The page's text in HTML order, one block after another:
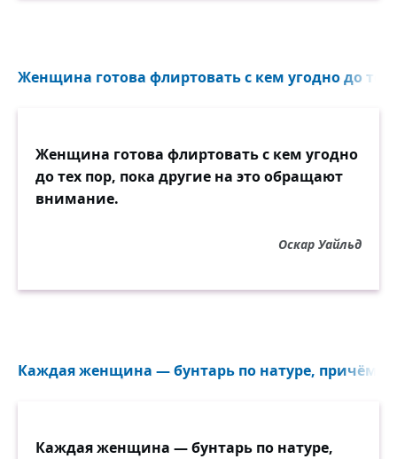
Женщина готова флиртовать с кем угодно до тех
Женщина готова флиртовать с кем угодно
до тех пор, пока другие на это обращают
внимание.
Оскар Уайльд
Каждая женщина — бунтарь по натуре, причём
Каждая женщина — бунтарь по натуре,